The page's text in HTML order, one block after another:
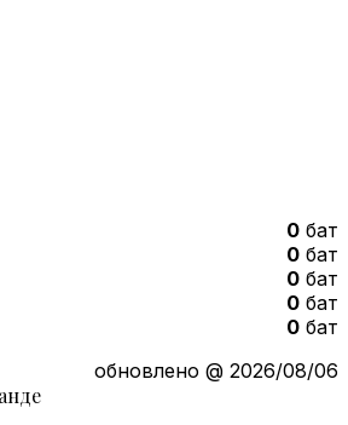
0 бат
0 бат
0 бат
0 бат
0 бат
обновлено @ 2026/08/06